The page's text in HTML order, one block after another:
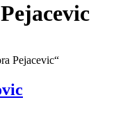
Pejacevic“